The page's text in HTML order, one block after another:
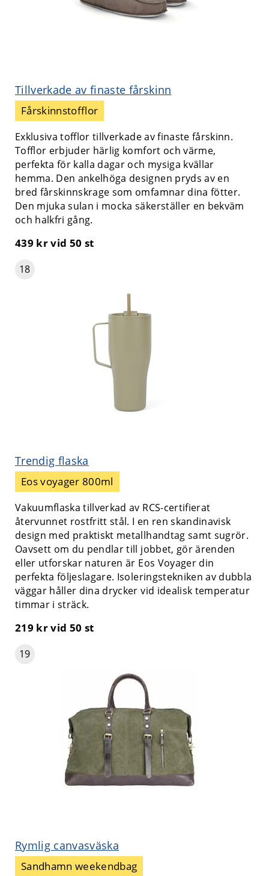
Tillverkade av finaste fårskinn
Fårskinnstofflor
Exklusiva tofflor tillverkade av finaste fårskinn.
Tofflor erbjuder härlig komfort och värme,
perfekta för kalla dagar och mysiga kvällar
hemma. Den ankelhöga designen pryds av en
bred fårskinnskrage som omfamnar dina fötter.
Den mjuka sulan i mocka säkerställer en bekväm
och halkfri gång.
439 krvid 50 st
18
Trendig flaska
Eos voyager 800ml
Vakuumflaska tillverkad av RCS-certifierat
återvunnet rostfritt stål. I en ren skandinavisk
design med praktiskt metallhandtag samt sugrör.
Oavsett om du pendlar till jobbet, gör ärenden
eller utforskar naturen är Eos Voyager din
perfekta följeslagare. Isoleringstekniken av dubbla
väggar håller dina drycker vid idealisk temperatur
timmar i sträck.
219 krvid 50 st
19
Rymlig canvasväska
Sandhamn weekendbag